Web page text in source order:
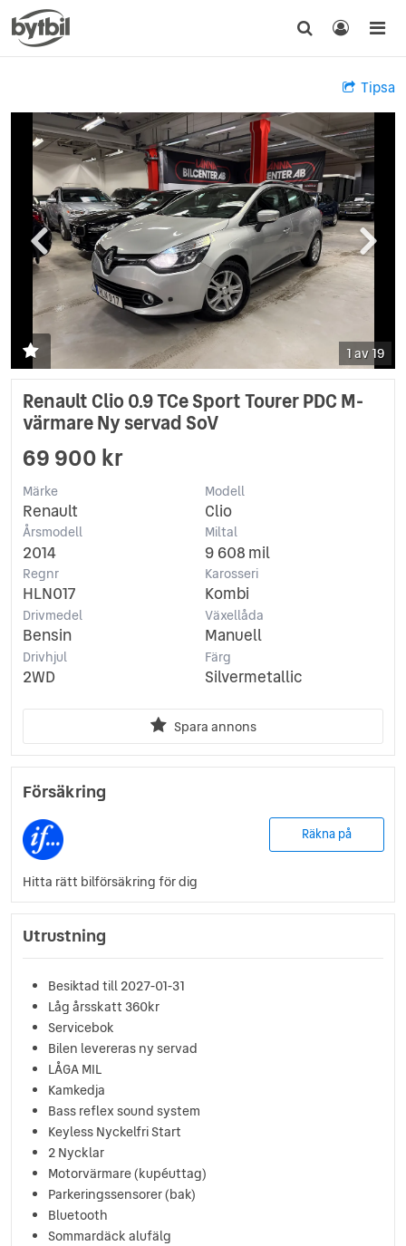
Tipsa
1 av 19
Renault Clio 0.9 TCe Sport Tourer PDC M-
värmare Ny servad SoV
69 900 kr
Märke
Renault
Modell
Clio
Årsmodell
2014
Miltal
9 608 mil
Regnr
HLN017
Karosseri
Kombi
Drivmedel
Bensin
Växellåda
Manuell
Drivhjul
2WD
Färg
Silvermetallic
Spara annons
Försäkring
Räkna på
Hitta rätt bilförsäkring för dig
Utrustning
Besiktad till 2027-01-31
Låg årsskatt 360kr
Servicebok
Bilen levereras ny servad
LÅGA MIL
Kamkedja
Bass reflex sound system
Keyless Nyckelfri Start
2 Nycklar
Motorvärmare (kupéuttag)
Parkeringssensorer (bak)
Bluetooth
Sommardäck alufälg